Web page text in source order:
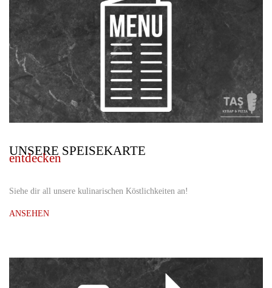
UNSERE SPEISEKARTE
entdecken
Siehe dir all unsere kulinarischen Köstlichkeiten an!
ANSEHEN